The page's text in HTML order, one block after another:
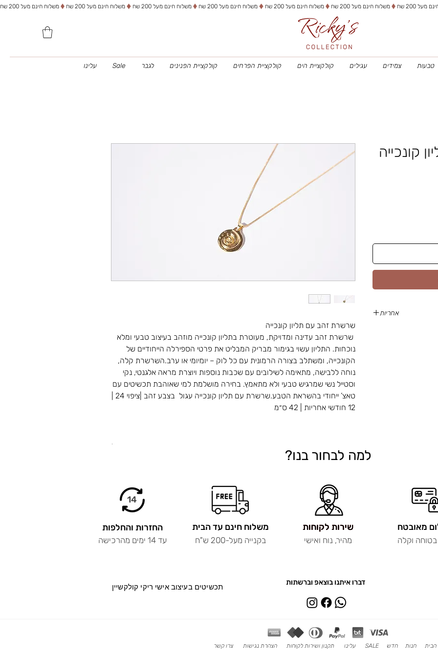
משלוח חינם מעל 200 שח
טבעות צמידים עגילים קולקציית הים קולקציית הפרחים קולקציית הפנינים לגבר Sale עלינו
שרשרת זהב עם תליון קונכייה
שרשרת זהב עדינה ומדויקת, מעוטרת בתליון קונכייה מוזהב בעיצוב טבעי ומלא
נוכחות. התליון עשוי בגימור מבריק המבליט את פרטי הספירלה הייחודיים של
הקונכייה, ומשתלב בצורה הרמונית עם כל לוק – יומיומי או ערב.השרשרת קלה,
נוחה ללבישה, מתאימה לשילובים עם שכבות נוספות ויוצרת מראה אלגנטי, נקי
וסטייל נשי שמרגיש טבעי ולא מתאמץ. בחירה מושלמת למי שאוהבת תכשיטים עם
12 חודשי אחריות | 42 ס״מ
קונכייה
אחריות
.
למה לבחור בנו?
14
החזרות והחלפות
עד 14 ימים מהרכישה
משלוח חינם עד הבית
בקנייה מעל-200 ש"ח
שירות לקוחות
שירות לקוחות
מהיר, נוח ואישי
מאובטח
בטוחה וקלה
תכשיטים בעיצובאישי ריקי קולקשיין
דברו איתנו בוצאפ וברשתות
צרו קשר הצהרת נגישות תקנון ושירות לקוחות עלינו SALE חדש חנות